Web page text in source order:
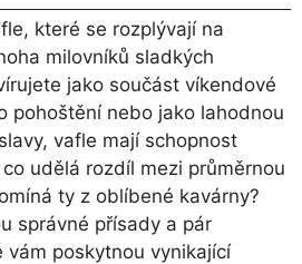
které se rozplývají na
milovníků sladkých
jako součást víkendové
pohoštění nebo jako lahodnou
vafle mají schopnost
udělá rozdíl mezi průměrnou
ty z oblíbené kavárny?
správné přísady a pár
vám poskytnou vynikající